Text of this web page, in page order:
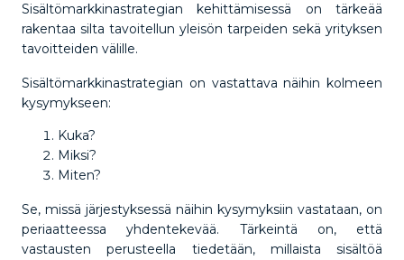
Sisältömarkkinastrategian kehittämisessä on tärkeää
rakentaa silta tavoitellun yleisön tarpeiden sekä yrityksen
tavoitteiden välille.
Sisältömarkkinastrategian on vastattava näihin kolmeen
kysymykseen:
Kuka?
Miksi?
Miten?
Se, missä järjestyksessä näihin kysymyksiin vastataan, on
periaatteessa yhdentekevää. Tärkeintä on, että
vastausten perusteella tiedetään, millaista sisältöä